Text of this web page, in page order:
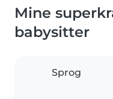
Mine
babysitter
Sprog